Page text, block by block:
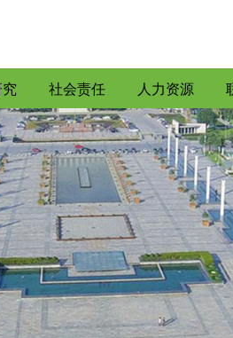
社会责任 人力资源